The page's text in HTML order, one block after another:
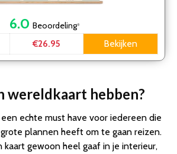
6.0 Beoordeling*
€26.95 Bekijken
wereldkaart hebben?
echte must have voor iedereen die
plannen heeft om te gaan reizen.
kaart gewoon heel gaaf in je interieur,